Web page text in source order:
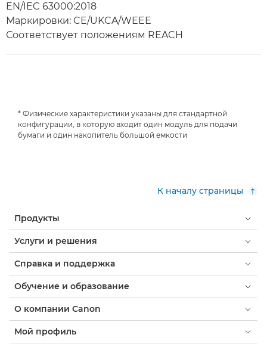
EN/IEC 63000:2018
Маркировки: CE/UKCA/WEEE
Соответствует положениям REACH
* Физические характеристики указаны для стандартной
конфигурации, в которую входит один модуль для подачи
бумаги и один накопитель большой емкости
К началу страницы
Продукты
Услуги и решения
Справка и поддержка
Обучение и образование
О компании Canon
Мой профиль